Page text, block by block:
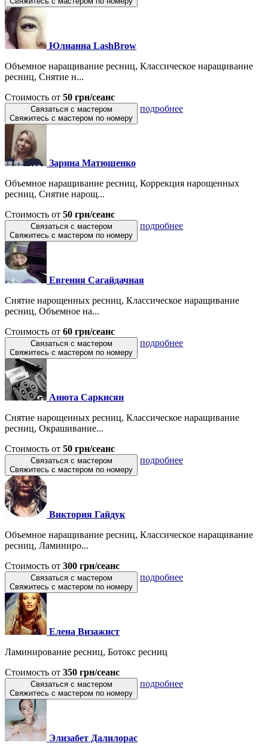
Юлианна LashBrow
Объемное наращивание ресниц, Классическое наращивание
ресниц, Снятие н...
Стоимость от 50 грн/сеанс
Связаться с мастером
Свяжитесь с мастером по номеру
подробнее
Зарина Матюшенко
Объемное наращивание ресниц, Коррекция нарощенных
ресниц, Снятие нарощ...
Стоимость от 50 грн/сеанс
Связаться с мастером
Свяжитесь с мастером по номеру
подробнее
Евгения Сагайдачная
Снятие нарощенных ресниц, Классическое наращивание
ресниц, Объемное на...
Стоимость от 60 грн/сеанс
Связаться с мастером
Свяжитесь с мастером по номеру
подробнее
Анюта Саркисян
Снятие нарощенных ресниц, Классическое наращивание
ресниц, Окрашивание...
Стоимость от 50 грн/сеанс
Связаться с мастером
Свяжитесь с мастером по номеру
подробнее
Виктория Гайдук
Объемное наращивание ресниц, Классическое наращивание
ресниц, Ламиниро...
Стоимость от 300 грн/сеанс
Связаться с мастером
Свяжитесь с мастером по номеру
подробнее
Елена Визажист
Ламинирование ресниц, Ботокс ресниц
Стоимость от 350 грн/сеанс
Связаться с мастером
Свяжитесь с мастером по номеру
подробнее
Элизабет Далилорас